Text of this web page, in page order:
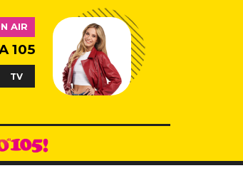
AIR
105
TV